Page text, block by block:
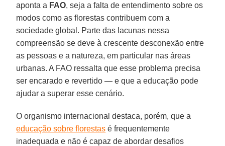
aponta a FAO, seja a falta de entendimento sobre os
modos como as florestas contribuem com a
sociedade global. Parte das lacunas nessa
compreensão se deve à crescente desconexão entre
as pessoas e a natureza, em particular nas áreas
urbanas. A FAO ressalta que esse problema precisa
ser encarado e revertido — e que a educação pode
ajudar a superar esse cenário.
O organismo internacional destaca, porém, que a
educação sobre florestas é frequentemente
inadequada e não é capaz de abordar desafios